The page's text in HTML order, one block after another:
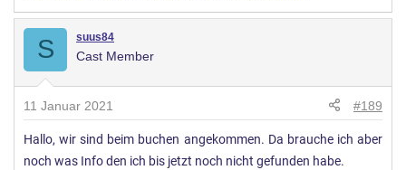
S suus84
Cast Member
11 Januar 2021 #189
Hallo, wir sind beim buchen angekommen. Da brauche ich aber
noch was Info den ich bis jetzt noch nicht gefunden habe.